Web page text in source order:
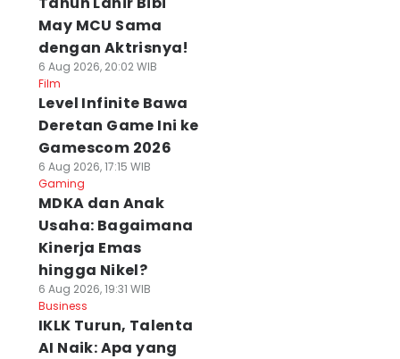
May MCU Sama
dengan Aktrisnya!
6 Aug 2026, 20:02 WIB
Film
Level Infinite Bawa
Deretan Game Ini ke
Gamescom 2026
6 Aug 2026, 17:15 WIB
Gaming
MDKA dan Anak
Usaha: Bagaimana
Kinerja Emas
hingga Nikel?
6 Aug 2026, 19:31 WIB
Business
IKLK Turun, Talenta
AI Naik: Apa yang